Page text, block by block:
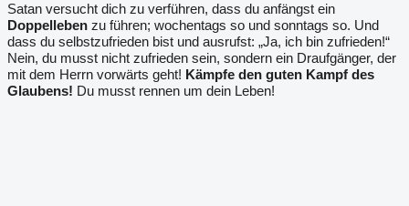
Satan versucht dich zu verführen, dass du anfängst ein
Doppelleben zu führen; wochentags so und sonntags so. Und
dass du selbstzufrieden bist und ausrufst: „Ja, ich bin zufrieden!“
Nein, du musst nicht zufrieden sein, sondern ein Draufgänger, der
mit dem Herrn vorwärts geht! Kämpfe den guten Kampf des
Glaubens! Du musst rennen um dein Leben!